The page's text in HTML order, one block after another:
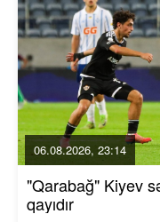
06.08.2026, 23:14
"Qarabağ" Kiyev
qayıdır